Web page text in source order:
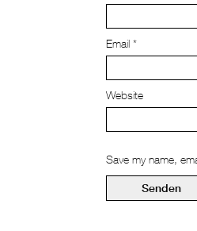
Email*
Website
Save my name,